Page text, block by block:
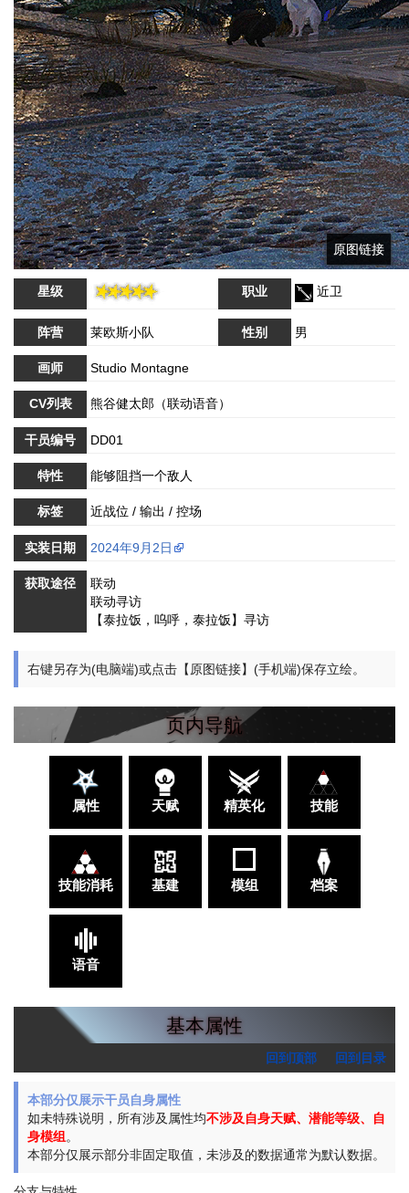
原图链接
原图链接
星级 职业 近卫
阵营 莱欧斯小队 性别 男
画师 Studio Montagne
CV列表 熊谷健太郎（联动语音）
干员编号 DD01
特性 能够阻挡一个敌人
标签 近战位 / 输出 / 控场
实装日期 2024年9月2日
获取途径
联动
联动寻访
【泰拉饭，呜呼，泰拉饭】寻访
右键另存为(电脑端)或点击【原图链接】(手机端)保存立绘。
页内导航
属性 天赋 精英化 技能
技能消耗 基建 模组 档案
语音
基本属性
回到顶部 回到目录
本部分仅展示干员自身属性
如未特殊说明，所有涉及属性均不涉及自身天赋、潜能等级、自
身模组 。
本部分仅展示部分非固定取值，未涉及的数据通常为默认数据。